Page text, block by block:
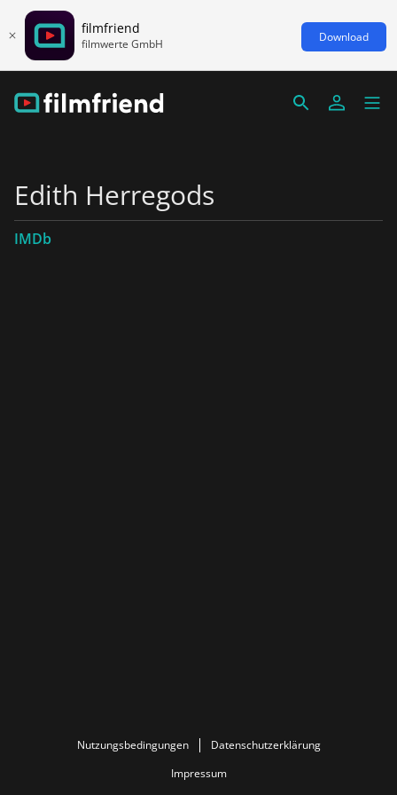
filmfriend
filmwerte GmbH Download
Edith Herregods
IMDb
Nutzungsbedingungen
Datenschutzerklärung
Impressum